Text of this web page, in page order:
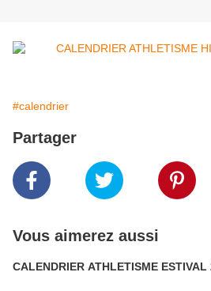
#calendrier
Partager
Vous aimerez aussi
CALENDRIER ATHLETISME ESTIVAL